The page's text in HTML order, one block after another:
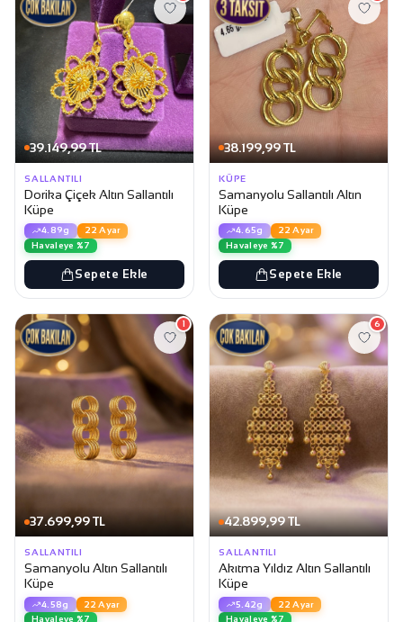
39.149,99 TL
SALLANTILI
Dorika Çiçek Altın Sallantılı
Küpe
4.89g
22 Ayar
Havaleye %7
Sepete Ekle
38.199,99 TL
KÜPE
Samanyolu Sallantılı Altın
Küpe
4.65g
22 Ayar
Havaleye %7
Sepete Ekle
37.699,99 TL
1
SALLANTILI
Samanyolu Altın Sallantılı
Küpe
4.58g
22 Ayar
Havaleye %7
42.899,99 TL
6
SALLANTILI
Akıtma Yıldız Altın Sallantılı
Küpe
5.42g
22 Ayar
Havaleye %7